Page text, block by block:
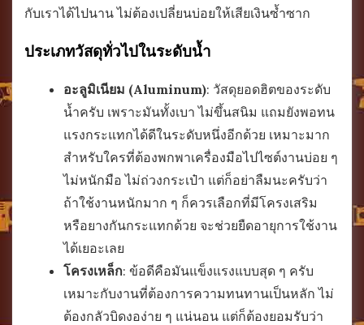
กับเราได้ไปนาน ไม่ต้องเปลี่ยนบ่อยให้เสียเงินซ้ำซาก
ประเภทวัสดุทั่วไปในระดับน้ำ
อะลูมิเนียม (Aluminum): วัสดุยอดฮิตของระดับ
น้ำครับ เพราะมันทั้งเบา ไม่ขึ้นสนิม แถมยังพอทน
แรงกระแทกได้ดีในระดับหนึ่งอีกด้วย เหมาะมาก
สำหรับใครที่ต้องพกพาเครื่องมือไปไซต์งานบ่อย ๆ
ไม่หนักมือ ไม่ถ่วงกระเป๋า แต่ก็อย่าลืมนะครับว่า
ถ้าใช้งานหนักมาก ๆ ก็ควรเลือกที่มีโครงเสริม
หรือยางกันกระแทกด้วย จะช่วยยืดอายุการใช้งาน
ได้เยอะเลย
โครงเหล็ก: ข้อดีคือมันแข็งแรงแบบสุด ๆ ครับ
เหมาะกับงานที่ต้องการความทนทานเป็นหลัก ไม่
ต้องกลัวบิดงอง่าย ๆ แน่นอน แต่ก็ต้องยอมรับว่า